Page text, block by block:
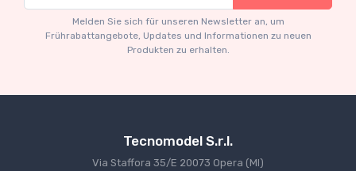
€160.55 €169.00
Melden Sie sich für unseren Newsletter an, um
Frührabattangebote, Updates und Informationen zu neuen
Produkten zu erhalten.
Tecnomodel S.r.l.
Via Staffora 35/E 20073 Opera (MI)